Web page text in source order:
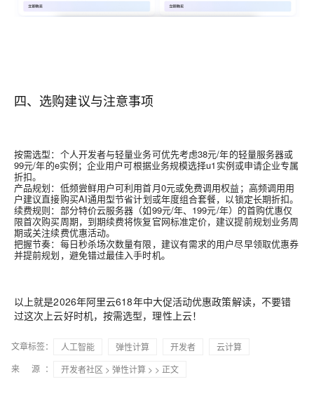
四、选购建议与注意事项
按需选型：个人开发者与轻量业务可优先考虑38元/年的轻量服务器或
99元/年的e实例；企业用户可根据业务规模选择u1实例或申请企业专属
折扣。
产品规划：低频尝鲜用户可利用首月0元或免费调用权益；高频调用用
户建议直接购买AI通用型节省计划或年度组合套餐，以锁定长期折扣。
续费规则：部分特价云服务器（如99元/年、199元/年）的首购优惠仅
限首次购买周期，到期续费将恢复官网标准定价，建议提前规划业务周
期或关注续费优惠活动。
把握节奏：每日秒杀场次数量有限，建议有需求的用户尽早领取优惠券
并提前规划，避免错过最佳入手时机。
以上就是2026年阿里云618年中大促活动优惠政策解读，不要错
过这次上云好时机，按需选型，理性上云！
文章标签： 人工智能 弹性计算 开发者
云计算
来 源：
开发者社区 > 弹性计算 > > 正文